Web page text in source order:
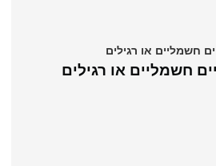
חשמליים או רגילים